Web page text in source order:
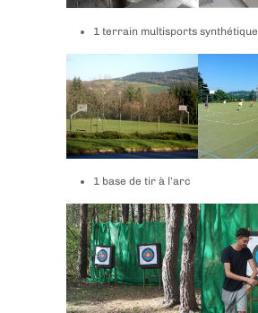
1 terrain multisports synthétique
1 base de tir à l’arc